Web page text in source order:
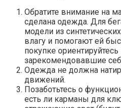
Обратите внимание на
сделана одежда. Для
модели из
влагу и помогают ей
покупке
зарекомендовавшие
Одежда не должна
движений.
Позаботьтесь о
есть ли карманы для